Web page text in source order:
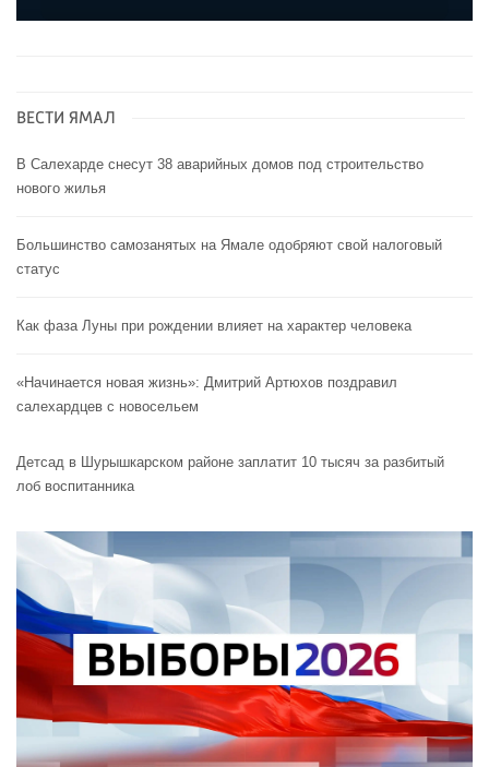
ВЕСТИ ЯМАЛ
В Салехарде снесут 38 аварийных домов под строительство
нового жилья
Большинство самозанятых на Ямале одобряют свой налоговый
статус
Как фаза Луны при рождении влияет на характер человека
«Начинается новая жизнь»: Дмитрий Артюхов поздравил
салехардцев с новосельем
Детсад в Шурышкарском районе заплатит 10 тысяч за разбитый
лоб воспитанника